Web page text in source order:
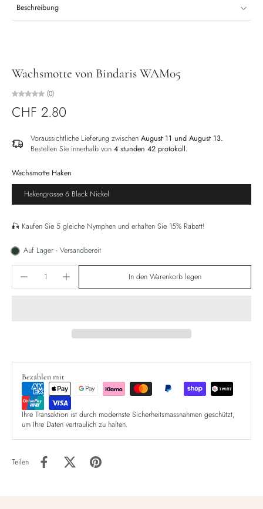
Beschreibung
Wachsmotte von Bindaris WAM05
(0)
CHF 2.80
Voraussichtliche Lieferung zwischen August 11 und August 13.
Bestellen Sie innerhalb von 4 stunden 42 protokoll.
Wachsmotte Haken
Hakengrösse 6 Black Nickel
🎣 Kaufen Sie 5 gleiche Nymphen und erhalten Sie 15% Rabatt!
Auf Lager - Versandbereit
In den Warenkorb legen
Bezahlen mit
Ihre Transaktion ist durch modernste Sicherheitsmassnahmen geschützt,
um Ihre Daten vertraulich zu halten.
Teilen